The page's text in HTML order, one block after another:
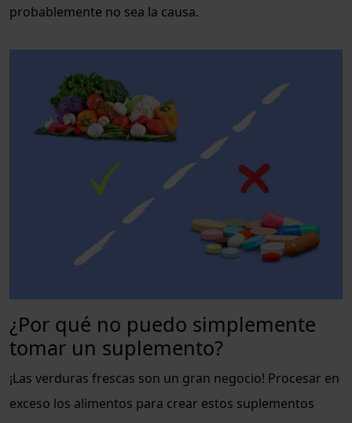
probablemente no sea la causa.
¿Por qué no puedo simplemente
tomar un suplemento?
¡Las verduras frescas son un gran negocio! Procesar en
exceso los alimentos para crear estos suplementos